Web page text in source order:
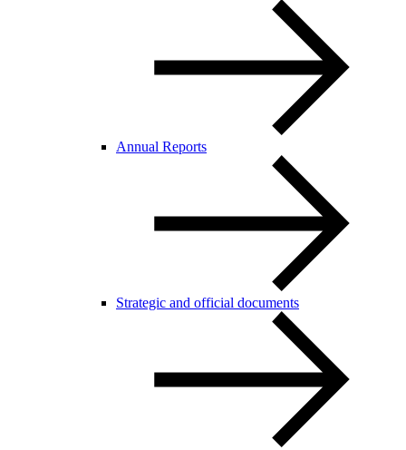
Annual Reports
Strategic and official documents